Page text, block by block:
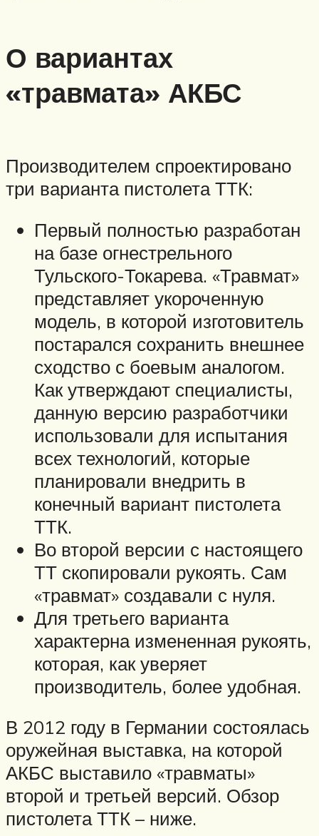
О вариантах
«травмата» АКБС
Производителем спроектировано
три варианта пистолета ТТК:
Первый полностью разработан
на базе огнестрельного
Тульского-Токарева. «Травмат»
представляет укороченную
модель, в которой изготовитель
постарался сохранить внешнее
сходство с боевым аналогом.
Как утверждают специалисты,
данную версию разработчики
использовали для испытания
всех технологий, которые
планировали внедрить в
конечный вариант пистолета
ТТК.
Во второй версии с настоящего
ТТ скопировали рукоять. Сам
«травмат» создавали с нуля.
Для третьего варианта
характерна измененная рукоять,
которая, как уверяет
производитель, более удобная.
В 2012 году в Германии состоялась
оружейная выставка, на которой
АКБС выставило «травматы»
второй и третьей версий. Обзор
пистолета ТТК – ниже.